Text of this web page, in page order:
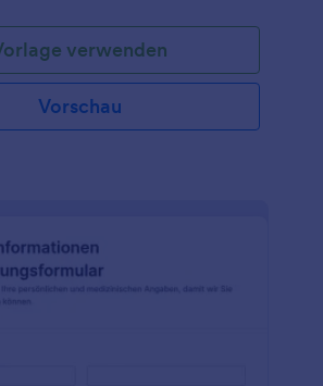
verwenden
Vorschau